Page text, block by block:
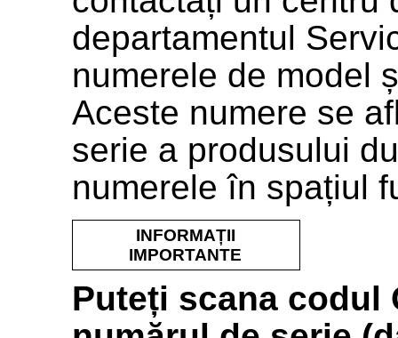
departamentul
numerele de model
Aceste numere se
serie a produsului
numerele în spațiul
INFORMAȚII
IMPORTANTE
Puteți scana codul